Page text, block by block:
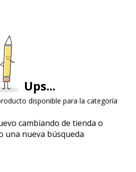
Ups...
disponible para la categoría
cambiando de tienda o
una nueva búsqueda